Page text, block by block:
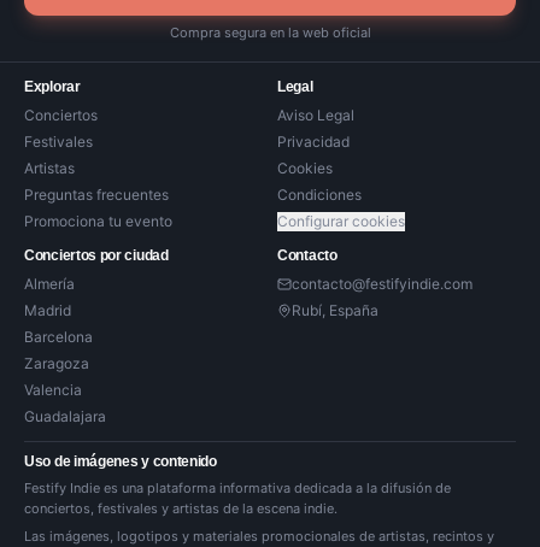
Compra segura en la web oficial
Explorar
Conciertos
Festivales
Artistas
Preguntas frecuentes
Promociona tu evento
Legal
Aviso Legal
Privacidad
Cookies
Condiciones
Configurar cookies
Conciertos por ciudad
Almería
Madrid
Barcelona
Zaragoza
Valencia
Guadalajara
Contacto
contacto@festifyindie.com
Rubí, España
Uso de imágenes y contenido
Festify Indie es una plataforma informativa dedicada a la difusión de
conciertos, festivales y artistas de la escena indie.
Las imágenes, logotipos y materiales promocionales de artistas, recintos y